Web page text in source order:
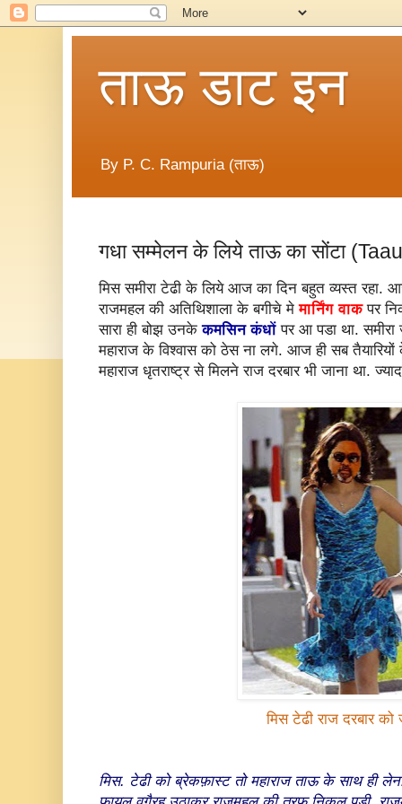
ताऊ डाट इन
By P. C. Rampuria (ताऊ)
गधा सम्मेलन के लिये ताऊ का सोंटा
मिस समीरा टेढी के लिये आज का दिन बहुत व्यस्त रहा.
राजमहल की अतिथिशाला के बगीचे मेमार्निंग वाकपर
सारा ही बोझ उनकेकमसिन कंधोंपर आ पडा था.
महाराज के विश्वास को ठेस ना लगे. आज ही सब
महाराज धृतराष्ट्र से मिलने राज दरबार भी जाना था.
मिस टेढी राज दरबार को
मिस. टेढी को ब्रेकफ़ास्ट तो महाराज ताऊ के साथ ही